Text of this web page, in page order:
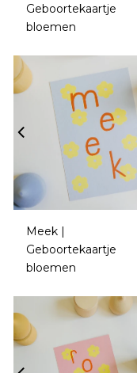
Geboortekaartje
bloemen
Meek |
Geboortekaartje
bloemen